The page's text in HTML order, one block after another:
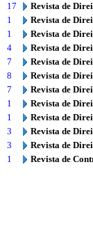
17
Revista de
1
Revista de
1
Revista de
4
Revista de
7
Revista de
8
Revista de
7
Revista de
1
Revista de
1
Revista de
3
Revista de
3
Revista de
1
Revista de